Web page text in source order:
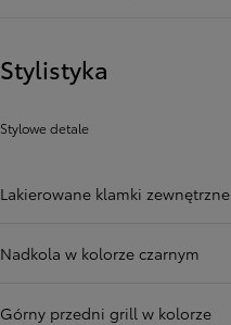
Stylistyka
Stylowe detale
Lakierowane klamki zewnętrzne
Nadkola w kolorze czarnym
Górny przedni grill w kolorze